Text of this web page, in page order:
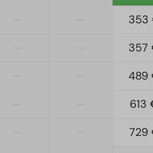
353
357
489
613
729